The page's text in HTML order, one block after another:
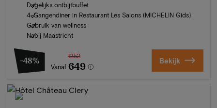
Dagelijks ontbijtbuffet
4-Gangendiner in Restaurant Les Salons (MICHELIN Gids)
Gebruik van wellness
Nabij Maastricht
-48%
Vanaf
1252
649 Bekijk